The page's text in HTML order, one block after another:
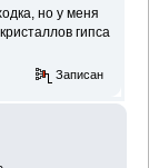
но у меня
гипса
Записан